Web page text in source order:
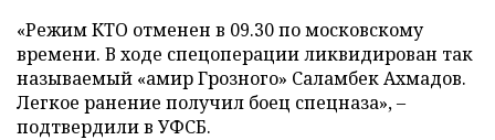
«Режим КТО отменен в 09.30 по московскому
времени. В ходе спецоперации ликвидирован так
называемый «амир Грозного» Саламбек Ахмадов.
Легкое ранение получил боец спецназа», –
подтвердили в УФСБ.